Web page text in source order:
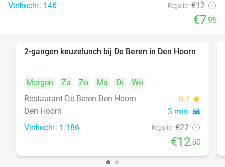
Verkocht: 146 Regulier €12
€7,95
43%
2-gangen keuzelunch bij De Beren in Den Hoorn
Morgen Za Zo Ma Di
Wo
Restaurant De Beren Den Hoorn
9.7 star
Den Hoorn 3 min. directions_car
Verkocht: 1.186 Regulier €22
€12,50